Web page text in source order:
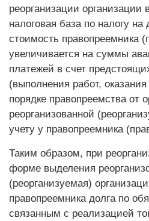
реорганизации
налоговая база по налогу
стоимость правопреемника
увеличивается на суммы
платежей в счет
(выполнения работ,
порядке правопреемства от
реорганизованной
учету у правопреемника
Таким образом, при
форме выделения
(реорганизуемая)
правопреемника долга по
связанным с реализацией